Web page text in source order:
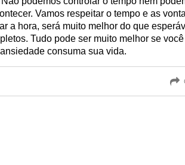
Vamos respeitar o tempo e as
a hora, será muito melhor do que
Tudo pode ser muito melhor se
consuma sua vida.